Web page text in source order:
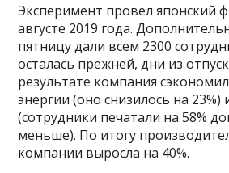
Эксперимент провел японский
августе 2019 года.
пятницу дали всем 2300
осталась прежней, дни из
результате компания
энергии (оно снизилось на 23%)
(сотрудники печатали на 58%
меньше). По итогу
компании выросла на 40%.